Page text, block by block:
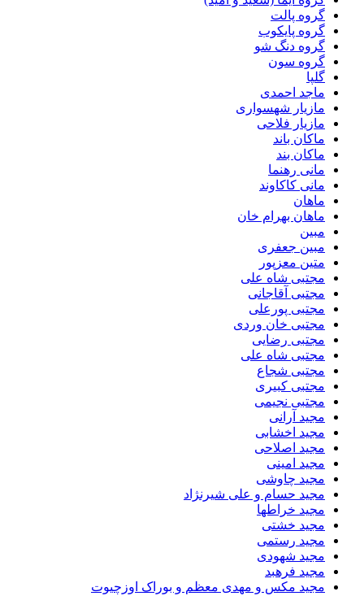
گروه پالت
گروه پایکوب
گروه دنگ شو
گروه سون
گلپا
ماجد احمدی
مازیار شهسواری
مازیار فلاحی
ماکان باند
ماکان بند
مانی رهنما
مانی کاکاوند
ماهان
ماهان بهرام خان
مبین
مبین جعفری
متین معزپور
مجتبى شاه على
مجتبی آقاجانی
مجتبی پورعلی
مجتبی خان وردی
مجتبی رضایی
مجتبی شاه علی
مجتبی شجاع
مجتبی کبیری
مجتبی نجیمی
مجید آرانی
مجید اخشابی
مجید اصلاحی
مجید امینی
مجید چاوشی
مجید حسام و علی شیرنژاد
مجید خراطها
مجید خشتی
مجید رستمی
مجید شهودی
مجید فرهبد
مجید مکس و مهدی معظم و بوراک اوزچیوت